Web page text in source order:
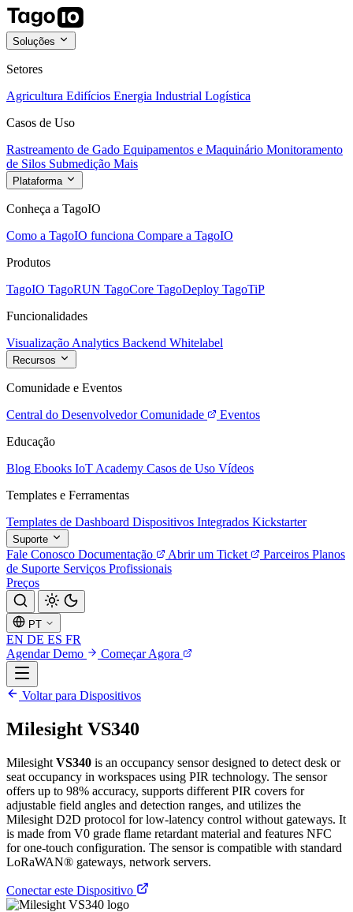
Soluções
Setores
Agricultura Edifícios Energia Industrial Logística
Casos de Uso
Rastreamento de Gado Equipamentos e Maquinário Monitoramento
de Silos Submedição Mais
Plataforma
Conheça a TagoIO
Como a TagoIO funciona Compare a TagoIO
Produtos
TagoIO TagoRUN TagoCore TagoDeploy TagoTiP
Funcionalidades
Visualização Analytics Backend Whitelabel
Recursos
Comunidade e Eventos
Central do Desenvolvedor Comunidade
Eventos
Educação
Blog Ebooks IoT Academy Casos de Uso Vídeos
Templates e Ferramentas
Templates de Dashboard Dispositivos Integrados Kickstarter
Suporte
Fale Conosco Documentação Abrir um Ticket Parceiros Planos
de Suporte Serviços Profissionais
Preços
PT
EN DE ES FR
Agendar Demo
Começar Agora
Voltar para Dispositivos
Milesight VS340
Milesight VS340 is an occupancy sensor designed to detect desk or
seat occupancy in workspaces using PIR technology. The sensor
offers up to 98% accuracy, supports different PIR covers for
adjustable field angles and detection ranges, and utilizes the
Milesight D2D protocol for low-latency control without gateways. It
is made from V0 grade flame retardant material and features NFC
for one-touch configuration. The sensor is compatible with standard
LoRaWAN® gateways, network servers.
Conectar este Dispositivo